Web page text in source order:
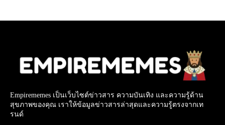
Empirememes เป็นเว็บไซต์ข่าวสาร ความบันเทิง และความรู้ด้าน
สุขภาพของคุณ เราให้ข้อมูลข่าวสารล่าสุดและความรู้ตรงจากเท
รนด์